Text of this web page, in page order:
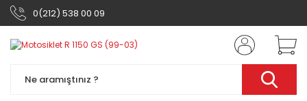
0(212) 538 00 09